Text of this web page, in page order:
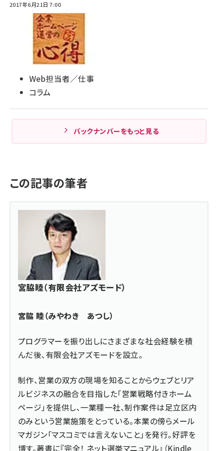
2017年6月21日 7:00
Web担当者／仕事
コラム
バックナンバーをもっと見る
この記事の筆者
宮脇睦（有限会社アズモード）
宮脇 睦（みやわき あつし）
プログラマーを振り出しにさまざまな社会経験を積
んだ後、有限会社アズモードを設立。
制作、営業の双方の現場を知ることからウェブとリア
ルビジネスの融合を目指した「営業戦略付きホーム
ページ」を提供し、一業種一社、制作案件は足立区内
のみという営業施策をとっている。本業の傍らメール
マガジン「マスコミでは言えないこと」を発行。好評を
博す。著書に『完全！ ネット選挙マニュアル』（Kindle